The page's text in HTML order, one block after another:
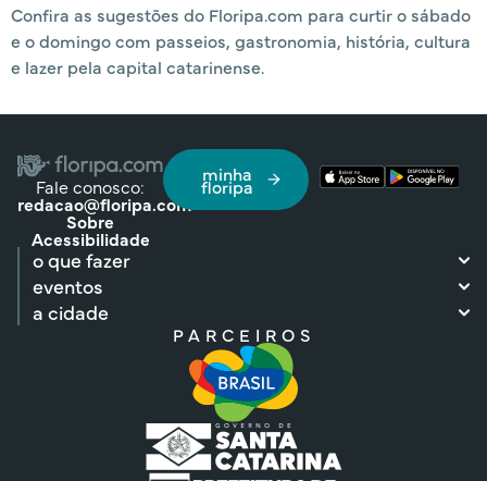
Confira as sugestões do Floripa.com para curtir o sábado
e o domingo com passeios, gastronomia, história, cultura
e lazer pela capital catarinense.
Fale conosco:
redacao@floripa.com
Sobre
Acessibilidade
minha
floripa
o que fazer
eventos
a cidade
PARCEIROS